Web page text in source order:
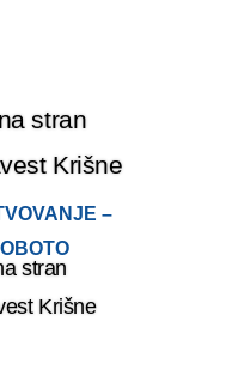
stran
Krišne
stran
Krišne
–